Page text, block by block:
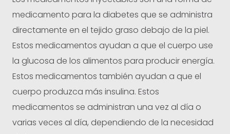
medicamento para la diabetes que se administra
directamente en el tejido graso debajo de la piel.
Estos medicamentos ayudan a que el cuerpo use
la glucosa de los alimentos para producir energía.
Estos medicamentos también ayudan a que el
cuerpo produzca más insulina. Estos
medicamentos se administran una vez al día o
varias veces al día, dependiendo de la necesidad